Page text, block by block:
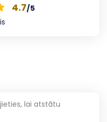
4.7/5
lai atstātu